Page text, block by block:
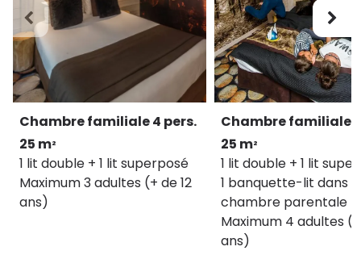
Les tarifs sont susceptibles d’évoluer. Ils sont
issus d’une pratique de gestion fine des prix et
sont calculés en fonction de la date de la
réservation, la désirabilité de la date et le contenu
du package. Le prix du séjour est déterminé en
fonction de la date d’arrivée.
personne et par nuit à partir de 18 ans, à régler sur
Voir le calendrier d'ouverture des hôtels
Chambre familiale 4 pers.
25 m²
1 lit double + 1 lit superposé
Maximum 3 adultes (+ de 12
ans)
Chambre familiale
25 m²
1 lit double + 1 lit
1 banquette-lit dans
chambre parentale
Maximum 4 adultes (+
ans)